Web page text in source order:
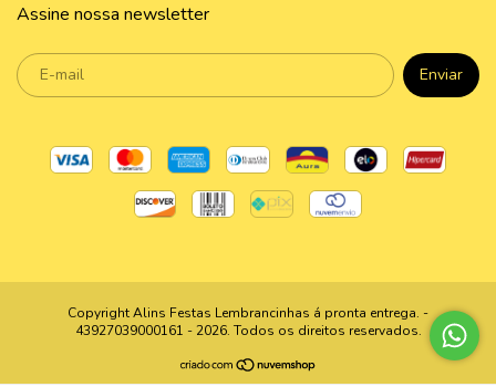
Assine nossa newsletter
Copyright Alins Festas Lembrancinhas á pronta entrega. -
43927039000161 - 2026. Todos os direitos reservados.